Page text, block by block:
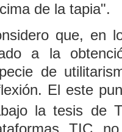
de la tapia".
que, en
a la
de
El este
la tesis de